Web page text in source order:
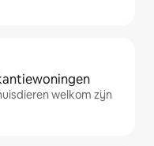
welkom zijn